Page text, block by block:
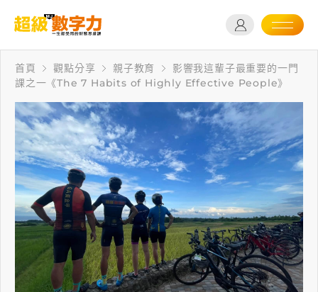
首頁 觀點分享 親子教育
影響我這輩子最重要的一門
課之一《The 7 Habits of Highly Effective People》